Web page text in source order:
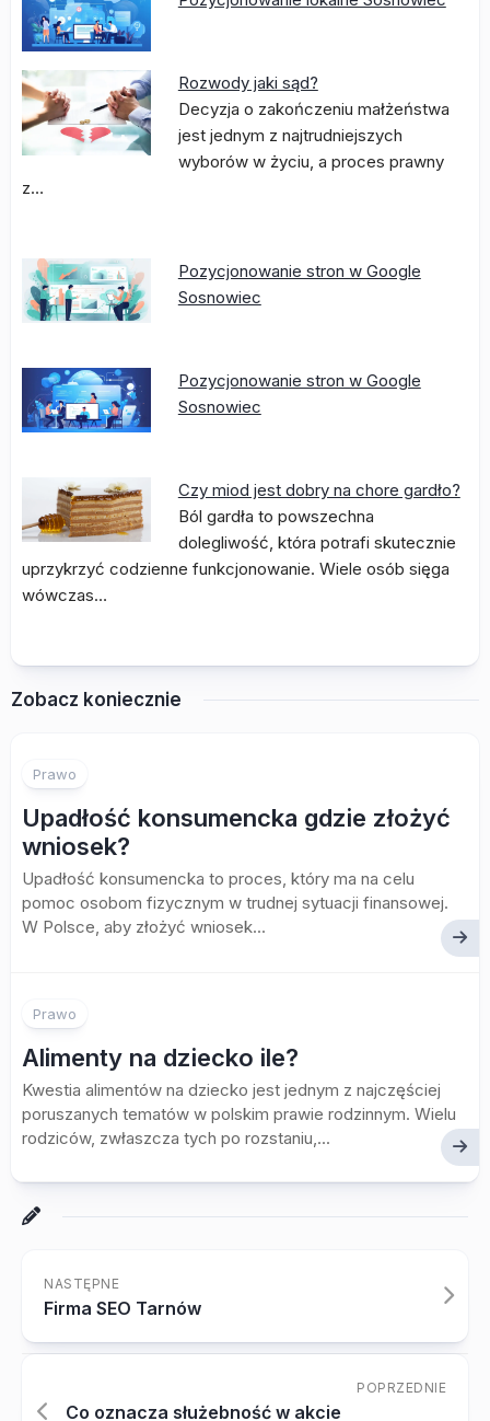
Rozwody jaki sąd?
Decyzja o zakończeniu małżeństwa
jest jednym z najtrudniejszych
wyborów w życiu, a proces prawny
z…
Pozycjonowanie stron w Google
Sosnowiec
Pozycjonowanie stron w Google
Sosnowiec
Czy miod jest dobry na chore gardło?
Ból gardła to powszechna
dolegliwość, która potrafi skutecznie
uprzykrzyć codzienne funkcjonowanie. Wiele osób sięga
wówczas…
Zobacz koniecznie
Prawo
Upadłość konsumencka gdzie złożyć
wniosek?
Upadłość konsumencka to proces, który ma na celu
pomoc osobom fizycznym w trudnej sytuacji finansowej.
W Polsce, aby złożyć wniosek...
Prawo
Alimenty na dziecko ile?
Kwestia alimentów na dziecko jest jednym z najczęściej
poruszanych tematów w polskim prawie rodzinnym. Wielu
rodziców, zwłaszcza tych po rozstaniu,...
NASTĘPNE
Firma SEO Tarnów
POPRZEDNIE
Co oznacza służebność w akcie